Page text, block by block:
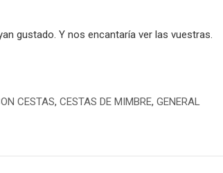
gustado. Y nos encantaría ver las vuestras.
CESTAS, CESTAS DE MIMBRE, GENERAL